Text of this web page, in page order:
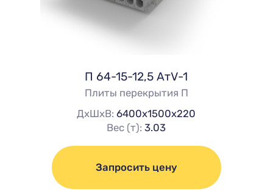
П 64-15-12,5 АтV-1
Плиты перекрытия П
ДхШхВ:6400х1500х220
Вес (т):3.03
Запросить цену